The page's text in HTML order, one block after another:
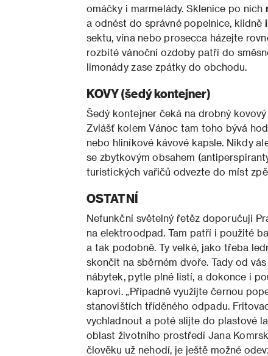
omáčky i marmelády. Sklenice po nich
a odnést do správné popelnice, klidně
sektu, vína nebo prosecca házejte
rozbité vánoční ozdoby patří do
limonády zase zpátky do obchodu.
KOVY (šedý kontejner)
Šedý kontejner čeká na drobný
Zvlášť kolem Vánoc tam toho bývá
nebo hliníkové kávové kapsle. Nikdy
se zbytkovým obsahem
turistických vařičů odvezte do míst
OSTATNÍ
Nefunkční světelný řetěz doporučují
na elektroodpad. Tam patří i použité
a tak podobně. Ty velké, jako třeba
skončit na sběrném dvoře. Tady od
nábytek, pytle plné listí, a dokonce i
kaprovi. „Případně využijte černou
stanovištích tříděného odpadu.
vychladnout a poté slijte do plastové
oblast životního prostředí Jana
člověku už nehodí, je ještě možné